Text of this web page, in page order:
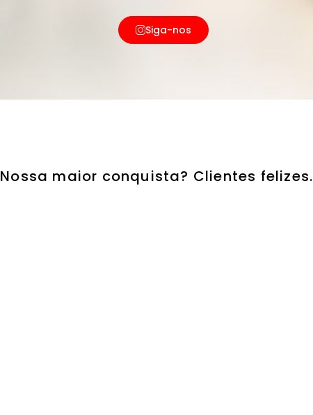
Siga-nos
Nossa maior conquista? Clientes felizes.